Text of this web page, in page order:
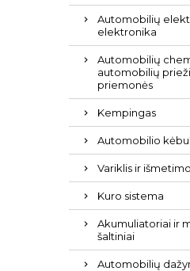
Automobilių
elektronika
Automobilių
automobilių
priemonės
Kempingas
Automobilio
Variklis ir
Kuro sistema
Akumuliatoriai ir
šaltiniai
Automobilių